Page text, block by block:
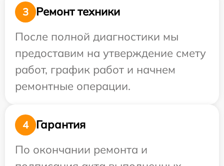
3
Ремонт техники
После полной диагностики мы
предоставим на утверждение смету
работ, график работ и начнем
ремонтные операции.
4
Гарантия
По окончании ремонта и